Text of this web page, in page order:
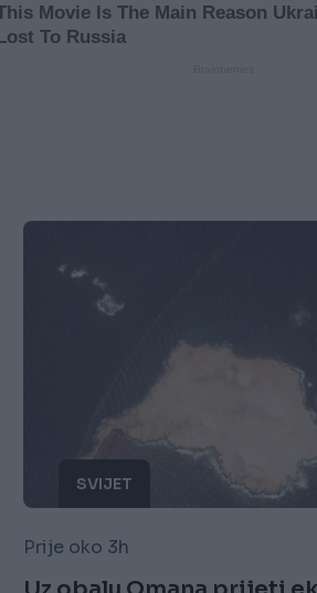
SVIJET
Prije oko 3h